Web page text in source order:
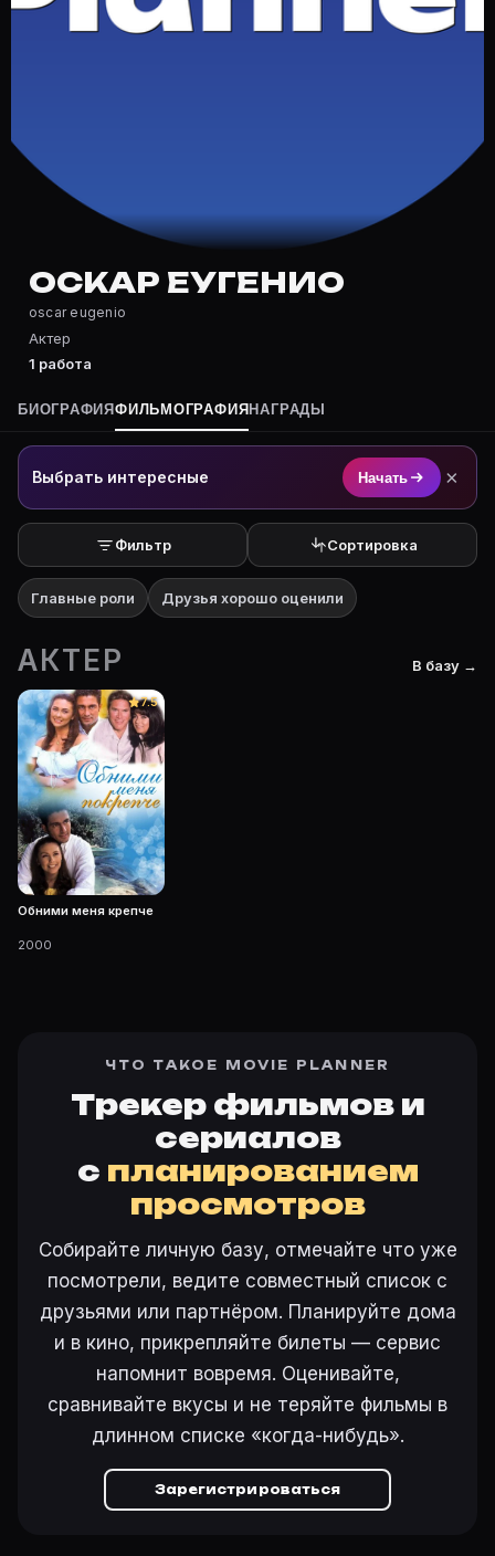
Где снимался Оскар Еугенио?
Оскар Еугенио — актёр. Биография и роли на
Где открыть фильмографию Оскар Еугенио?
На Movie Planner: https://movie-planner.ru/s/
ОСКАР ЕУГЕНИО
oscar eugenio
Актер
1 работа
БИОГРАФИЯФИЛЬМОГРАФИЯ НАГРАДЫ
Выбрать интересные Начать ×
Фильтр Сортировка
Главные роли Друзья хорошо оценили
АКТЕР В базу →
7.5
Обними меня крепче
2000
ЧТО ТАКОЕ MOVIE PLANNER
Трекер фильмов и
сериалов
с планированием
просмотров
Собирайте личную базу, отмечайте что уже
посмотрели, ведите совместный список с
друзьями или партнёром. Планируйте дома
и в кино, прикрепляйте билеты — сервис
напомнит вовремя. Оценивайте,
сравнивайте вкусы и не теряйте фильмы в
длинном списке «когда-нибудь».
Зарегистрироваться